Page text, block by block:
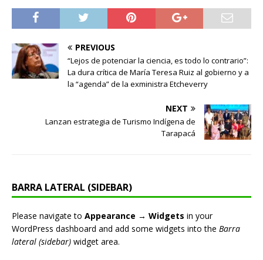
PREVIOUS
“Lejos de potenciar la ciencia, es todo lo contrario”:
La dura crítica de María Teresa Ruiz al gobierno y a
la “agenda” de la exministra Etcheverry
NEXT
Lanzan estrategia de Turismo Indígena de
Tarapacá
BARRA LATERAL (SIDEBAR)
Please navigate to Appearance → Widgets in your
WordPress dashboard and add some widgets into the Barra
lateral (sidebar) widget area.